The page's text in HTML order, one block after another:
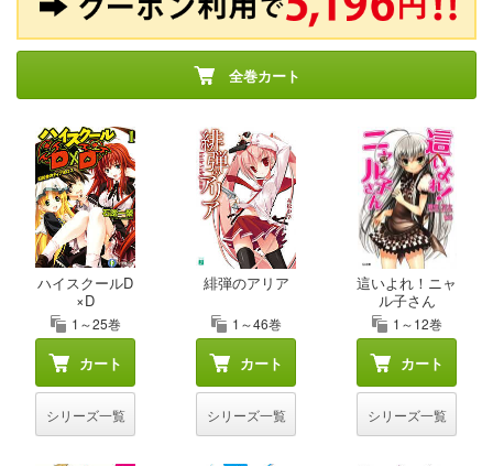
全巻カート
ハイスクールD
×D
1～25巻
カート
シリーズ一覧
緋弾のアリア
1～46巻
カート
シリーズ一覧
這いよれ！ニャ
ル子さん
1～12巻
カート
シリーズ一覧